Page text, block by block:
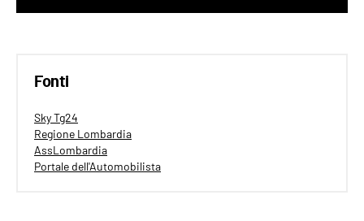
Fonti
Sky Tg24
Regione Lombardia
AssLombardia
Portale dell'Automobilista